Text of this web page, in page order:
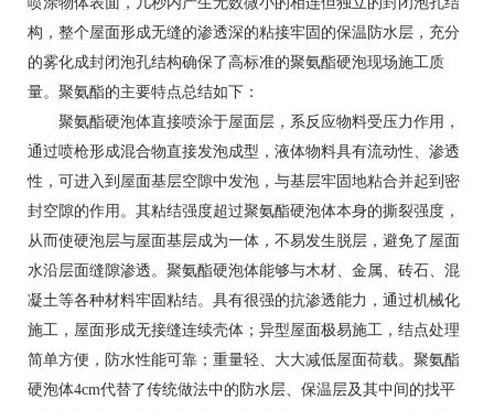
构，整个屋面形成无缝的渗透深的粘接牢固的保温防水层，充分
的雾化成封闭泡孔结构确保了高标准的聚氨酯硬泡现场施工质
量。聚氨酯的主要特点总结如下：
聚氨酯硬泡体直接喷涂于屋面层，系反应物料受压力作用，
通过喷枪形成混合物直接发泡成型，液体物料具有流动性、渗透
性，可进入到屋面基层空隙中发泡，与基层牢固地粘合并起到密
封空隙的作用。其粘结强度超过聚氨酯硬泡体本身的撕裂强度，
从而使硬泡层与屋面基层成为一体，不易发生脱层，避免了屋面
水沿层面缝隙渗透。聚氨酯硬泡体能够与木材、金属、砖石、混
凝土等各种材料牢固粘结。具有很强的抗渗透能力，通过机械化
施工，屋面形成无接缝连续壳体；异型屋面极易施工，结点处理
简单方便，防水性能可靠；重量轻、大大减低屋面荷载。聚氨酯
硬泡体4cm代替了传统做法中的防水层、保温层及其中间的找平